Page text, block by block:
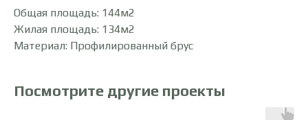
Общая площадь: 144м2
Жилая площадь: 134м2
Материал: Профилированный брус
Посмотрите другие проекты